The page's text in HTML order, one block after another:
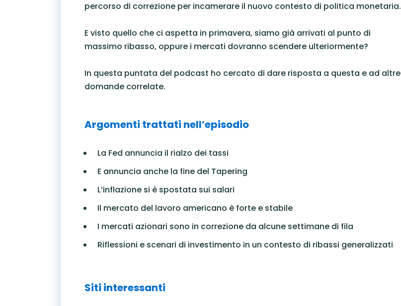
percorso di correzione per incamerare il nuovo contesto di politica monetaria.
E visto quello che ci aspetta in primavera, siamo già arrivati al punto di
massimo ribasso, oppure i mercati dovranno scendere ulteriormente?
In questa puntata del podcast ho cercato di dare risposta a questa e ad altre
domande correlate.
Argomenti trattati nell’episodio
La Fed annuncia il rialzo dei tassi
E annuncia anche la fine del Tapering
L’inflazione si è spostata sui salari
Il mercato del lavoro americano è forte e stabile
I mercati azionari sono in correzione da alcune settimane di fila
Riflessioni e scenari di investimento in un contesto di ribassi generalizzati
Siti interessanti